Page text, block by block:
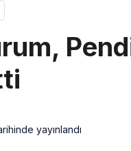
yayınlandı